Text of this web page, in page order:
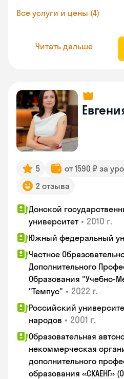
Все услуги и цены (4)
Читать дальше
5 от 1590 ₽ за
2 отзыва
Донской
университет • 2010 г.
Южный федеральный
Частное
Дополнительного
Образования "Учебно-
"Темпус" • 2022 г.
Российский
народов • 2001 г.
Образовательная
некоммерческая
дополнительного
образования «СКАЕНГ»